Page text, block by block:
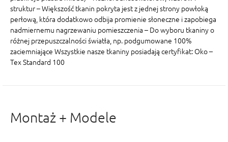
struktur – Większość tkanin pokryta jest z jednej strony powłoką
perłową, która dodatkowo odbija promienie słoneczne i zapobiega
nadmiernemu nagrzewaniu pomieszczenia – Do wyboru tkaniny o
różnej przepuszczalności światła, np. podgumowane 100%
zaciemniające Wszystkie nasze tkaniny posiadają certyfikat: Oko –
Tex Standard 100
Montaż + Modele